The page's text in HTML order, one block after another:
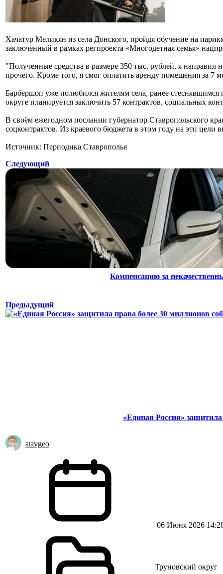
Хачатур Меликян из села Донского, пройдя обучение на
заключённый в рамках регпроекта «Многодетная семья»
"Полученные средства в размере 350 тыс. рублей, я
прочего. Кроме того, я смог оплатить аренду помещения за 7
Барбершоп уже полюбился жителям села, ранее
округе планируется заключить 57 контрактов, социальных
В своём ежегодном послании губернатор Ставропольского
соцконтрактов. Из краевого бюджета в этом году на эти цели
Источник: Периодика Ставрополья
Следующий
Компенсацию за
Предыдущий
«Единая Россия»
stavgeo
06 Июня 2026
Труновский округ